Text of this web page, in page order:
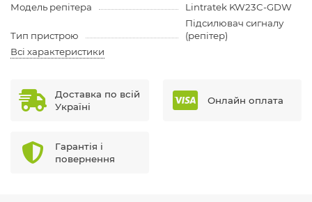
Модель репітера Lintratek KW23C-GDW
Тип пристрою
Підсилювач сигналу
(репітер)
Всі характеристики
Доставка по всій
Україні
Онлайн оплата
Гарантія і
повернення